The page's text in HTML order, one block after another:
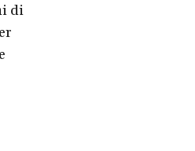
di